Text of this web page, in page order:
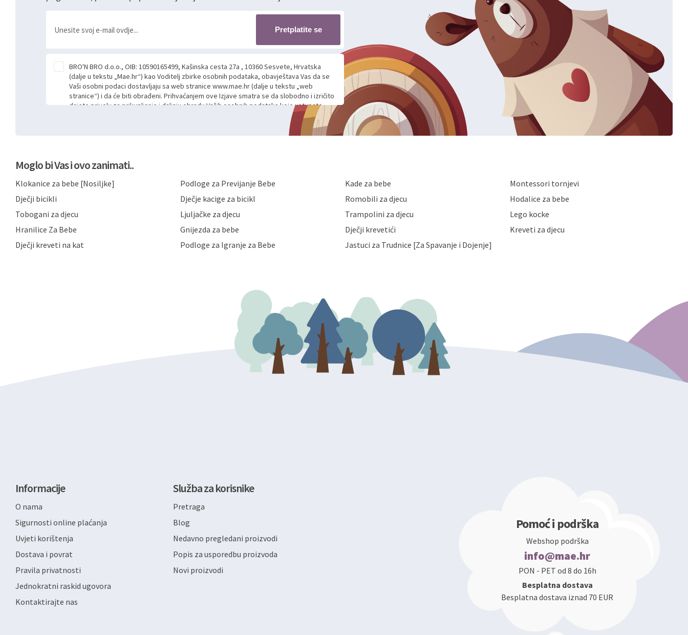
Pretplatite se
BRO'N BRO d.o.o., OIB: 10590165499, Kašinska cesta 27a , 10360 Sesvete, Hrvatska
(dalje u tekstu „Mae.hr“) kao Voditelj zbirke osobnih podataka, obavještava Vas da se
Vaši osobni podaci dostavljaju sa web stranice www.mae.hr (dalje u tekstu „web
stranice“) i da će biti obrađeni. Prihvaćanjem ove Izjave smatra se da slobodno i izričito
dajete privolu za prikupljanje i daljnju obradu Vaših osobnih podataka koje ustupate
Mae.hr putem ovih web stranica u svrhu odgovora i daljnje komunikacije na Vaš upit
poslan kroz kontakt obrazac. Radi se o dobrovoljnom davanju podataka te ovu Izjavu
niste dužni prihvatiti odnosno niste dužni unositi svoje osobne podatke u jednu od
možete pročitati ovdje, sukladno Politici privatnosti i kolačića koju možete pročitati
primjenu odgovarajućih tehničkih i sigurnosnih mjera zaštite osobnih podataka od
privatnost svojih korisnika i posjetitelja web stranica, čuva povjerljivost Vaših osobnih
podataka te omogućava pristup i priopćavanje osobnih podataka samo onim svojim
trećim osobama samo u slučajevima koji su dozvoljeni zakonima. Napominjemo da
možete u svako doba, u potpunosti ili djelomice, bez naknade i objašnjenja odustati od
dane privole i zatražiti prestanak aktivnosti obrade Vaših osobnih podataka. Opoziv
Moglo bi Vas i ovo zanimati..
Klokanice za bebe [Nosiljke] Podloge za Previjanje Bebe Kade za bebe
Montessori tornjevi
Dječji bicikli
Dječje kacige za bicikl Romobili za djecu
Hodalice za bebe
Tobogani za djecu
Ljuljačke za djecu Trampolini za djecu
Lego kocke
Hranilice Za Bebe
Gnijezda za bebe Dječji krevetići
Kreveti za djecu
Dječji kreveti na kat
Podloge za Igranje za Bebe Jastuci za Trudnice [Za Spavanje i Dojenje]
Informacije
O nama
Sigurnosti online plaćanja
Uvjeti korištenja
Dostava i povrat
Pravila privatnosti
Jednokratni raskid ugovora
Kontaktirajte nas
Služba za korisnike
Pretraga
Blog
Nedavno pregledani proizvodi
Popis za usporedbu proizvoda
Novi proizvodi
Pomoć i podrška
Webshop podrška
info@mae.hr
PON - PET od 8 do 16h
Besplatna dostava
Besplatna dostava iznad 70 EUR